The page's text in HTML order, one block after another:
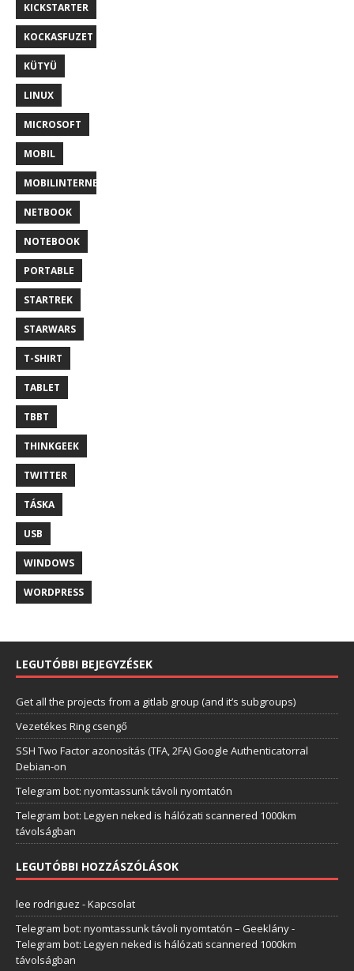
KICKSTARTER
KOCKASFUZET
KÜTYÜ
LINUX
MICROSOFT
MOBIL
MOBILINTERNET
NETBOOK
NOTEBOOK
PORTABLE
STARTREK
STARWARS
T-SHIRT
TABLET
TBBT
THINKGEEK
TWITTER
TÁSKA
USB
WINDOWS
WORDPRESS
LEGUTÓBBI BEJEGYZÉSEK
Get all the projects from a gitlab group (and it’s subgroups)
Vezetékes Ring csengő
SSH Two Factor azonosítás (TFA, 2FA) Google Authenticatorral
Debian-on
Telegram bot: nyomtassunk távoli nyomtatón
Telegram bot: Legyen neked is hálózati scannered 1000km
távolságban
LEGUTÓBBI HOZZÁSZÓLÁSOK
lee rodriguez -Kapcsolat
Telegram bot: nyomtassunk távoli nyomtatón – Geeklány-
Telegram bot: Legyen neked is hálózati scannered 1000km
távolságban